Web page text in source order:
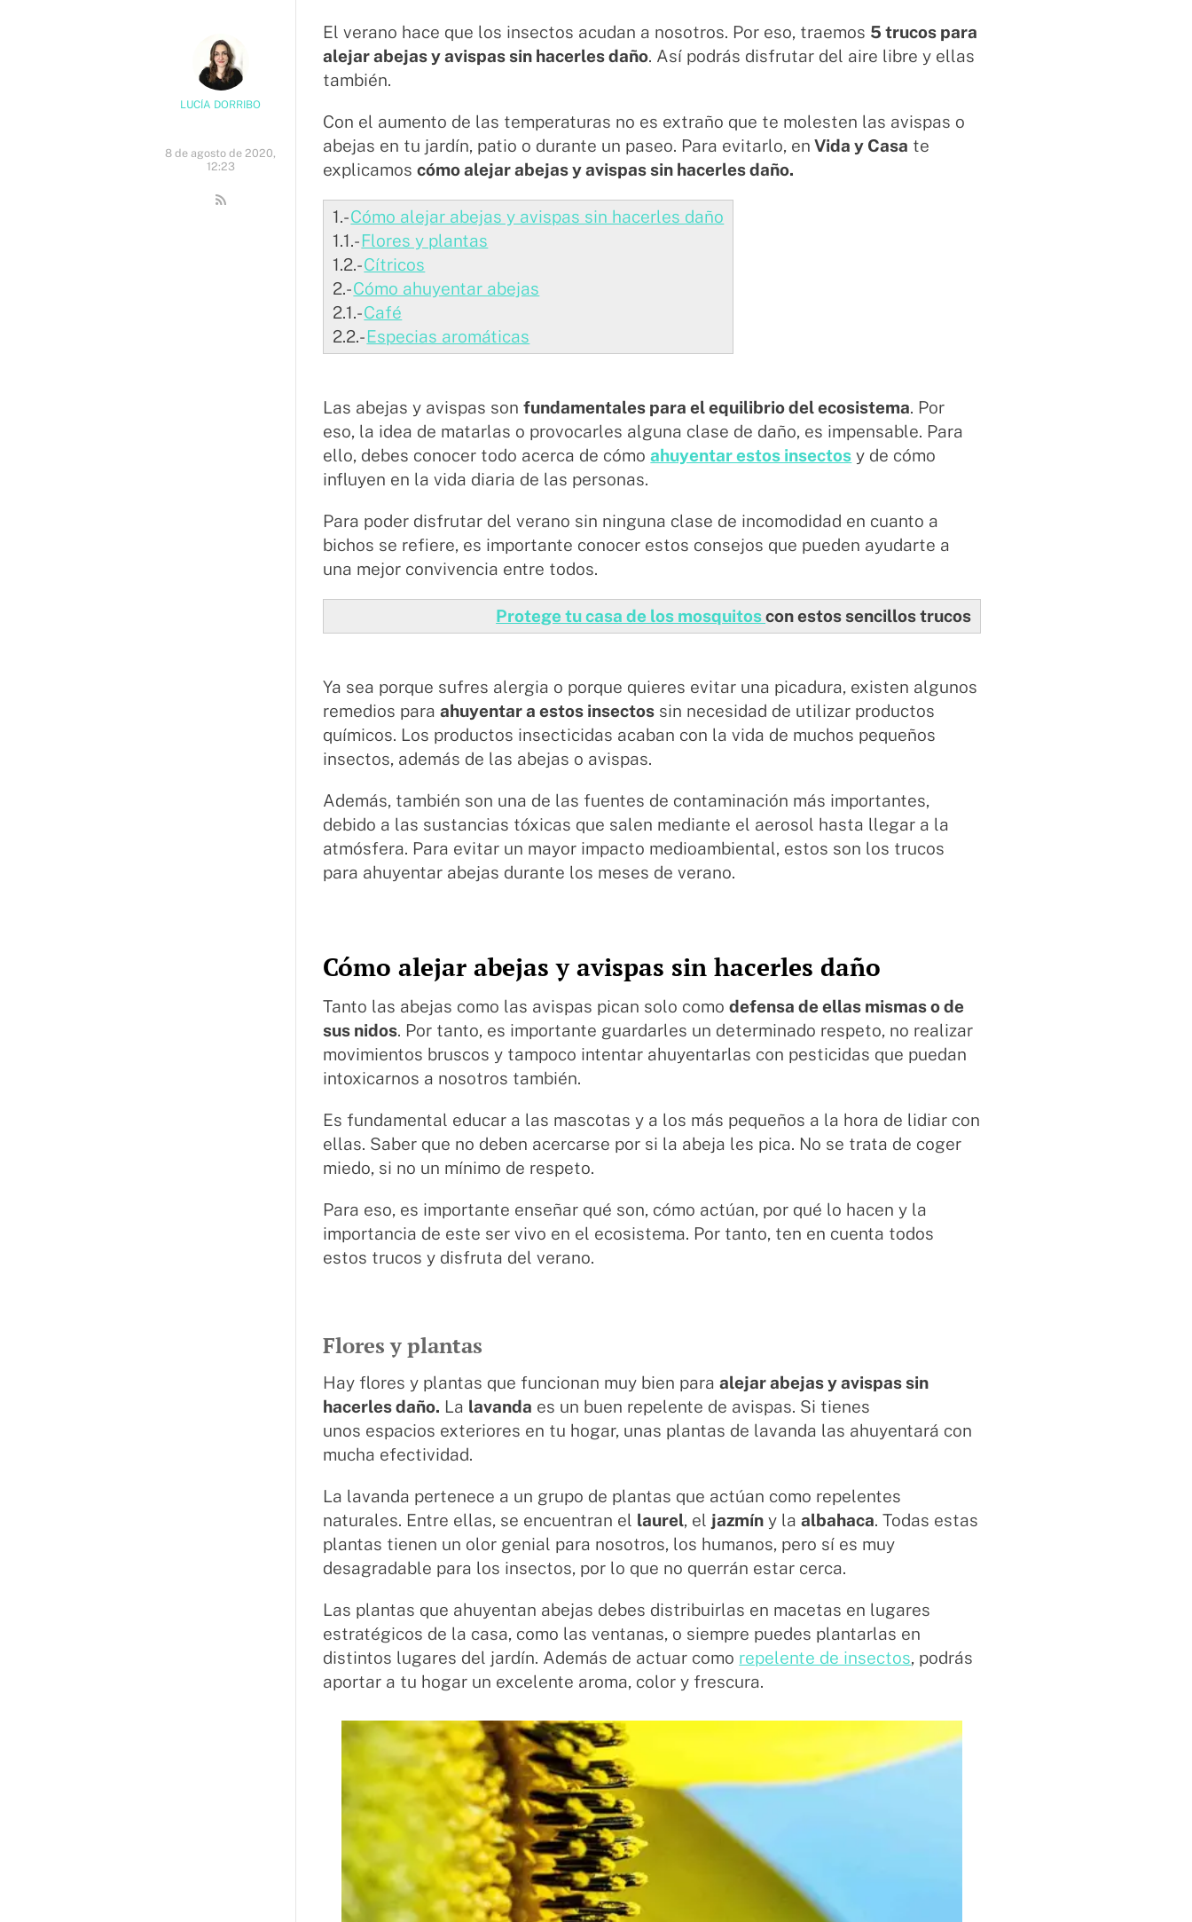
LUCÍA DORRIBO
8 de agosto de 2020,
12:23
El verano hace que los insectos acudan a nosotros. Por eso, traemos 5 trucos para
alejar abejas y avispas sin hacerles daño. Así podrás disfrutar del aire libre y ellas
también.
Con el aumento de las temperaturas no es extraño que te molesten las avispas o
abejas en tu jardín, patio o durante un paseo. Para evitarlo, en Vida y Casa te
explicamoscómo alejar abejas y avispas sin hacerles daño.
1.-Cómo alejar abejas y avispas sin hacerles daño
1.1.-Flores y plantas
1.2.-Cítricos
2.-Cómo ahuyentar abejas
2.1.-Café
2.2.-Especias aromáticas
Las abejas y avispas sonfundamentales para el equilibrio del ecosistema. Por
eso, la idea de matarlas o provocarles alguna clase de daño, es impensable. Para
ello, debes conocer todo acerca de cómoahuyentar estos insectos y de cómo
influyen en la vida diaria de las personas.
Para poder disfrutar del verano sin ninguna clase de incomodidad en cuanto a
bichos se refiere, es importante conocer estos consejos que pueden ayudarte a
una mejor convivencia entre todos.
Protege tu casa de los mosquitoscon estos sencillos trucos
Ya sea porque sufres alergia o porque quieres evitar una picadura, existen algunos
remedios paraahuyentar a estos insectos sin necesidad de utilizar productos
químicos. Los productos insecticidas acaban con la vida de muchos pequeños
insectos, además de las abejas o avispas.
Además, también son una de las fuentes de contaminación más importantes,
debido a las sustancias tóxicas que salen mediante el aerosol hasta llegar a la
atmósfera. Para evitar un mayor impacto medioambiental, estos son los trucos
para ahuyentar abejas durante los meses de verano.
Cómo alejar abejas y avispas sin hacerles daño
Tanto las abejas como las avispas pican solo comodefensa de ellas mismas o de
sus nidos. Por tanto, es importante guardarles un determinado respeto, no realizar
movimientos bruscos y tampoco intentar ahuyentarlas con pesticidas que puedan
intoxicarnos a nosotros también.
Es fundamental educar a las mascotas y a los más pequeños a la hora de lidiar con
ellas. Saber que no deben acercarse por si la abeja les pica. No se trata de coger
miedo, si no un mínimo de respeto.
Para eso, es importante enseñar qué son, cómo actúan, por qué lo hacen y la
importancia de este ser vivo en el ecosistema. Por tanto, ten en cuenta todos
estos trucos y disfruta del verano.
Flores y plantas
Hay flores y plantas que funcionan muy bien paraalejar abejas y avispas sin
hacerles daño. La lavanda es un buen repelente de avispas. Si tienes
unos espacios exteriores en tu hogar, unas plantas de lavanda las ahuyentará con
mucha efectividad.
La lavanda pertenece a un grupo de plantas que actúan como repelentes
naturales. Entre ellas, se encuentran el laurel, el jazmín y laalbahaca. Todas estas
plantas tienen un olor genial para nosotros, los humanos, pero sí es muy
desagradable para los insectos, por lo que no querrán estar cerca.
Las plantas que ahuyentan abejas debes distribuirlas en macetas en lugares
estratégicos de la casa, como las ventanas, o siempre puedes plantarlas en
distintos lugares del jardín. Además de actuar como repelente de insectos, podrás
aportar a tu hogar un excelente aroma, color y frescura.